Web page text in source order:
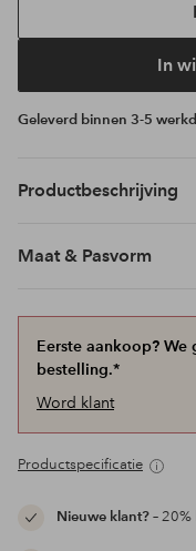
In
Geleverd binnen 3-5
Productbeschrijving
Maat & Pasvorm
Eerste aankoop?
bestelling.*
Word klant
Productspecificatie
Nieuwe klant?–